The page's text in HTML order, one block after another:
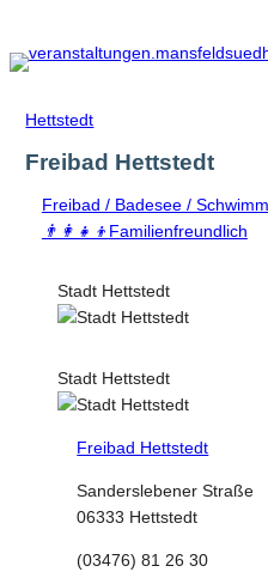
Inhalt
springen
Hettstedt
Freibad Hettstedt
Freibad / Badesee /
👨‍👩‍👧‍👦 Familienfreundlich
Stadt Hettstedt
Stadt Hettstedt
Freibad Hettstedt
Sanderslebener Straße
06333 Hettstedt
(03476) 81 26 30